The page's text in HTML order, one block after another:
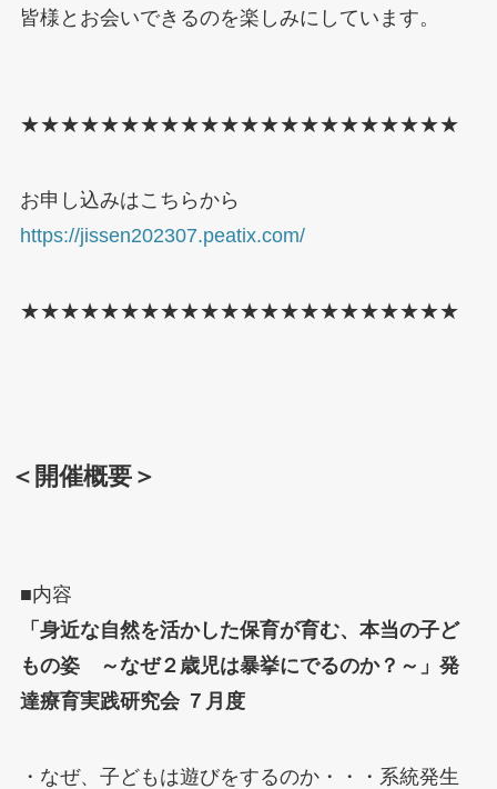
皆様とお会いできるのを楽しみにしています。
★★★★★★★★★★★★★★★★★★★★★★
お申し込みはこちらから
https://jissen202307.peatix.com/
★★★★★★★★★★★★★★★★★★★★★★
＜開催概要＞
■内容
「身近な自然を活かした保育が育む、本当の子ど
もの姿 ～なぜ２歳児は暴挙にでるのか？～」発
達療育実践研究会 ７月度
・なぜ、子どもは遊びをするのか・・・系統発生